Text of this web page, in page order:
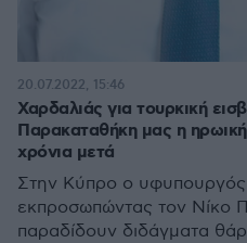
Χαρδαλιάς για τουρκική
Παρακαταθήκη μας η
χρόνια μετά
Στην Κύπρο ο
εκπροσωπώντας τον Νίκο
παραδίδουν διδάγματα
20.07.2022, 15:46